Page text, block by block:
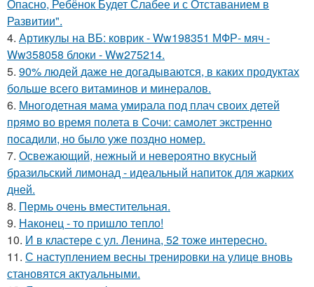
Опасно, Ребёнок Будет Слабее и с Отставанием в
Развитии".
4. Артикулы на ВБ: коврик - Ww198351 МФР- мяч -
Ww358058 блоки - Ww275214.
5. 90% людей даже не догадываются, в каких продуктах
больше всего витаминов и минералов.
6. Многодетная мама умирала под плач своих детей
прямо во время полета в Сочи: самолет экстренно
посадили, но было уже поздно номер.
7. Освежающий, нежный и невероятно вкусный
бразильский лимонад - идеальный напиток для жарких
дней.
8. Пермь очень вместительная.
9. Наконец - то пришло тепло!
10. И в кластере с ул. Ленина, 52 тоже интересно.
11. С наступлением весны тренировки на улице вновь
становятся актуальными.